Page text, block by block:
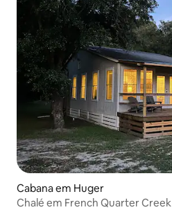
Cabana em Huger
Chalé em French Quarter Creek